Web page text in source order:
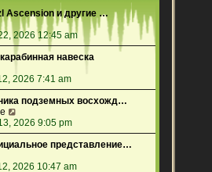
Ascension и другие …
2026 12:45 am
навеска
2026 7:41 am
подземных восхожд…
е
р
е
т
2026 9:05 pm
представление…
2026 10:47 am